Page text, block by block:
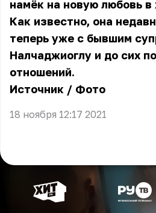
намёк на новую любовь
Как известно, она
теперь уже с бывшим
Налчаджиоглу и до сих
отношений.
Источник / Фото
18 ноября 12:17 2021